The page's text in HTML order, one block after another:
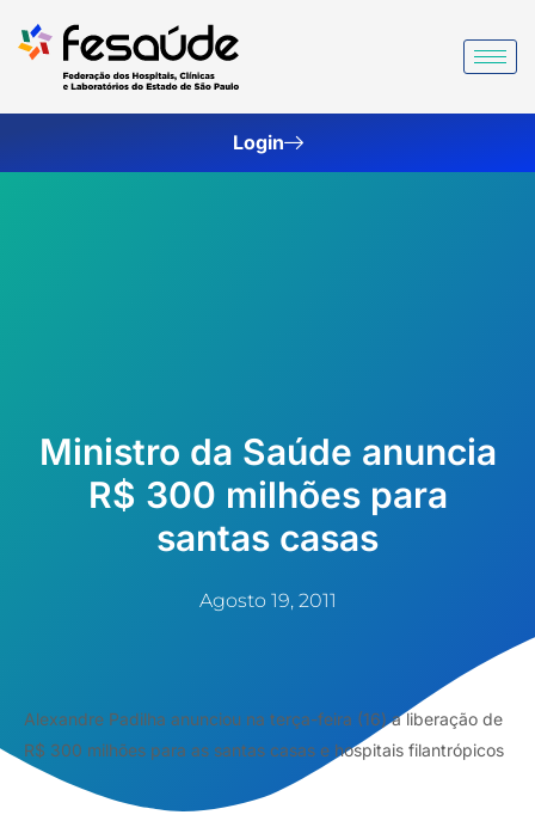
para
Login
Ministro da Saúde anuncia
R$ 300 milhões para
santas casas
Agosto 19, 2011
Alexandre Padilha anunciou na terça-feira (16) a liberação de
R$ 300 milhões para as santas casas e hospitais filantrópicos